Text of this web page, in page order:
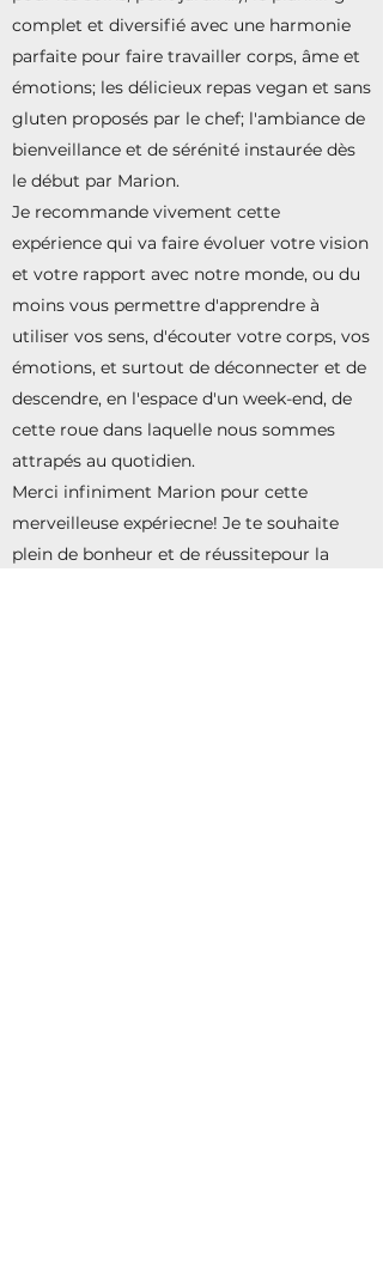
complet et diversifié avec une harmonie
parfaite pour faire travailler corps, âme et
émotions; les délicieux repas vegan et sans
gluten proposés par le chef; l'ambiance de
bienveillance et de sérénité instaurée dès
le début par Marion.
Je recommande vivement cette
expérience qui va faire évoluer votre vision
et votre rapport avec notre monde, ou du
moins vous permettre d'apprendre à
utiliser vos sens, d'écouter votre corps, vos
émotions, et surtout de déconnecter et de
descendre, en l'espace d'un week-end, de
cette roue dans laquelle nous sommes
attrapés au quotidien.
Merci infiniment Marion pour cette
merveilleuse expériecne! Je te souhaite
plein de bonheur et de réussitepour la